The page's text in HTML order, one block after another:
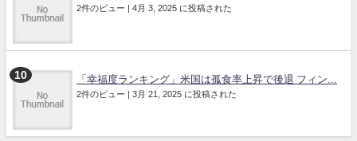
2件のビュー 4月 3, 2025 に投稿された
「幸福度ランキング」米国は孤食率上昇で後退 フィン...
2件のビュー 3月 21, 2025 に投稿された